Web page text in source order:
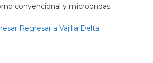
convencional y microondas.
Regresar a Vajilla Delta